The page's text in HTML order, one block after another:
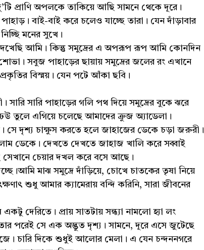
প্রাণি অপলকে তাকিয়ে আছি সামনে থেকে দূরে।
বাই-বাই করে চলেও যাচ্ছে তারা। যেন দাঁড়াবার
মনের সুখে।
আমি। কিন্তু সমুদ্রের এ অপরূপ রূপ আমি কোনদিন
সবুজ পাহাড়ের ছায়ায় সমুদ্রের জলের রং এখানে
বিস্ময়। যেন পটে আঁকা ছবি।
সারি সারি পাহাড়ের গলি পথ দিয়ে সমুদ্রের বুকে ঝরে
তুলে এগিয়ে চলেছে আমাদের ক্রুজ অ্যাডেলা।
সে দৃশ্য চাক্ষুস করতে হলে জাহাজের ডেকে চড়া জরুরী।
ডেকে। দেখতে দেখতে জাহাজ খালি করে সব্বাই
চেয়ার দখল করে বসে আছে।
মাঝ সমুদ্রে দাঁড়িয়ে, চোখে চাতকের তৃষা নিয়ে
শুধু আমার ক্যামেরায় বন্দি করিনি, সারা জীবনের
দেরিতে। প্রায় সাতটায় সন্ধ্যা নামলো হ্যা লং
পরেই সে এক অদ্ভুত দৃশ্য। সামনে, দূরে এসে জুটেছে
চারি দিকে শুধুই আলোর মেলা। এ যেন চন্দননগরে